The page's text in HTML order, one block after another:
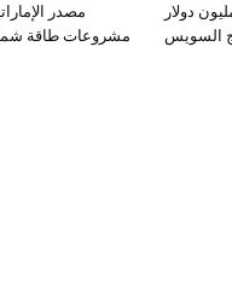
مشروعات طاقة
توقيع‭ ‬اتفاقية بـ 680 مليون دولار